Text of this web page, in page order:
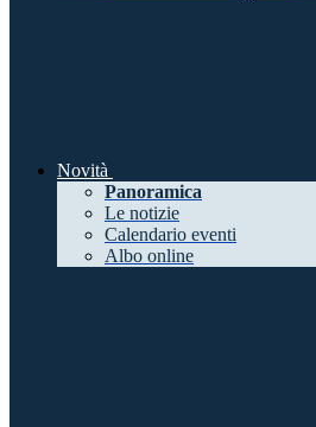
Novità
Panoramica
Le notizie
Calendario eventi
Albo online